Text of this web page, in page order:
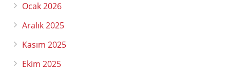
Ocak 2026
Aralık 2025
Kasım 2025
Ekim 2025